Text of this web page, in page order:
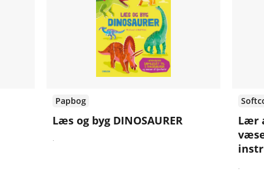
Papbog
Læs og byg DINOSAURER
.
Lær
.